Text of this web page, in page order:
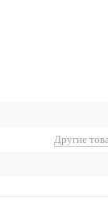
Другие